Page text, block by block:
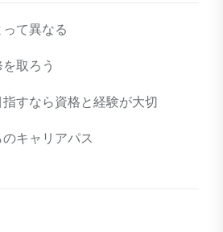
て異なる
取ろう
すなら資格と経験が大切
キャリアパス